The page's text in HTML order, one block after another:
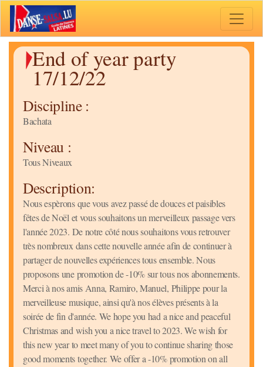
End of year party
17/12/22
Discipline :
Bachata
Niveau :
Tous Niveaux
Description:
Nous espèrons que vous avez passé de douces et paisibles
fêtes de Noël et vous souhaitons un merveilleux passage vers
l'année 2023. De notre côté nous souhaitons vous retrouver
très nombreux dans cette nouvelle année afin de continuer à
partager de nouvelles expériences tous ensemble. Nous
proposons une promotion de -10% sur tous nos abonnements.
Merci à nos amis Anna, Ramiro, Manuel, Philippe pour la
merveilleuse musique, ainsi qu'à nos élèves présents à la
soirée de fin d'année. We hope you had a nice and peaceful
Christmas and wish you a nice travel to 2023. We wish for
this new year to meet many of you to continue sharing those
good moments together. We offer a -10% promotion on all